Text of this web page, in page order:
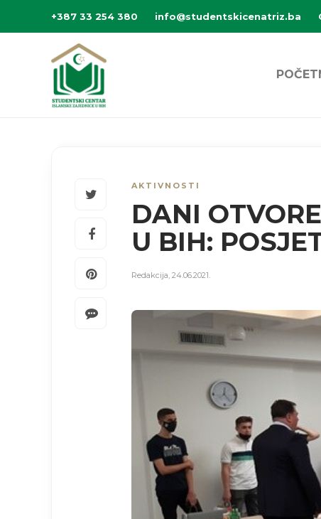
+387 33 254 380 info@studentskicenatriz.ba
AKTIVNOSTI
DANI
U BIH:
Redakcija, 24.06.2021.